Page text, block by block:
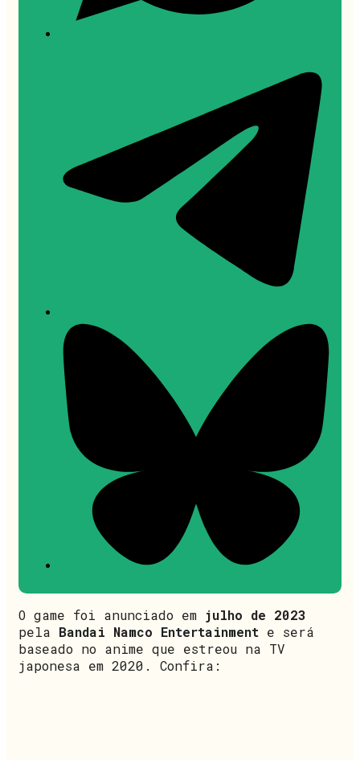
O game foi anunciado em julho de 2023
pela Bandai Namco Entertainment e será
baseado no anime que estreou na TV
japonesa em 2020. Confira: